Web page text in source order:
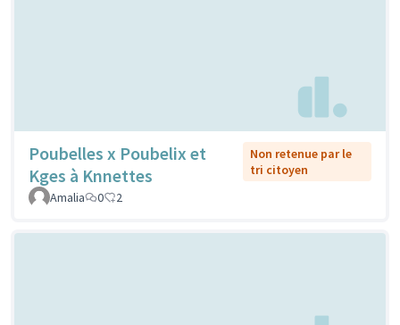
Poubelles x Poubelix et
Kges à Knnettes
Non retenue par le
tri citoyen
Amalia
0 2